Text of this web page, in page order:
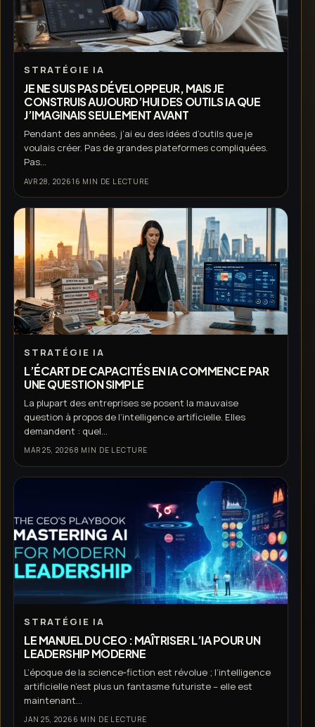
STRATÉGIE IA
JE NE SUIS PAS DÉVELOPPEUR, MAIS JE
CONSTRUIS AUJOURD’HUI DES OUTILS IA QUE
J’IMAGINAIS SEULEMENT AVANT
Pendant des années, j’ai eu des idées d’outils que je
voulais créer. Pas de grandes plateformes compliquées.
Pas...
AVR 28, 202616 MIN DE LECTURE
STRATÉGIE IA
L’ÉCART DE CAPACITÉS EN IA COMMENCE PAR
UNE QUESTION SIMPLE
La plupart des entreprises se posent la mauvaise
question à propos de l’intelligence artificielle. Elles
demandent : quel...
MAR 25, 20268 MIN DE LECTURE
STRATÉGIE IA
LE MANUEL DU CEO : MAÎTRISER L’IA POUR UN
LEADERSHIP MODERNE
L’époque de la science‑fiction est révolue ; l’intelligence
artificielle n’est plus un fantasme futuriste – elle est
maintenant...
JAN 25, 2026 6 MIN DE LECTURE